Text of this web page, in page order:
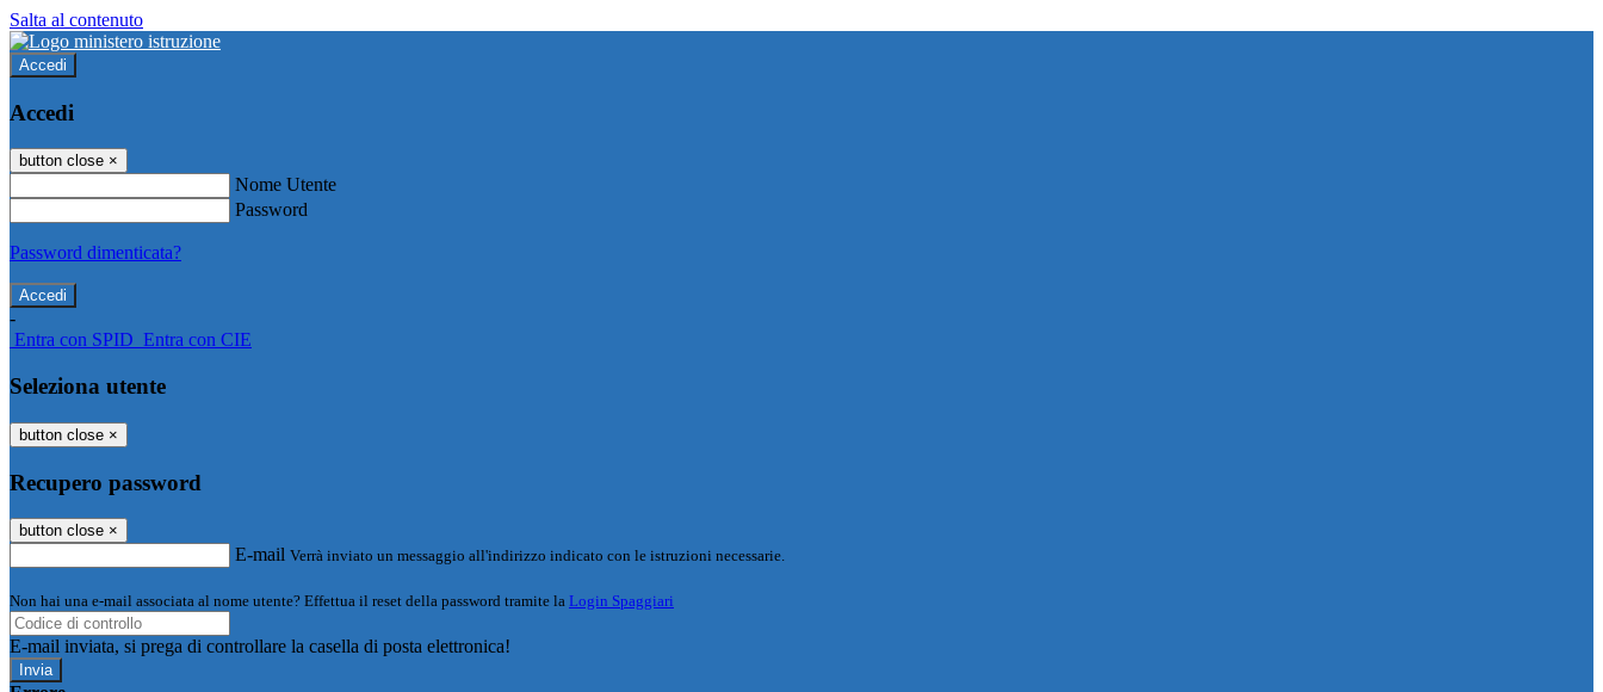
Salta al contenuto
Accedi
Accedi
button close ×
Nome Utente
Password
Password dimenticata?
-
Entra con SPID Entra con CIE
Seleziona utente
button close ×
Recupero password
button close ×
E-mail Verrà inviato un messaggio all'indirizzo indicato con le istruzioni necessarie.
Non hai una e-mail associata al nome utente? Effettua il reset della password tramite la Login Spaggiari
E-mail inviata, si prega di controllare la casella di posta elettronica!